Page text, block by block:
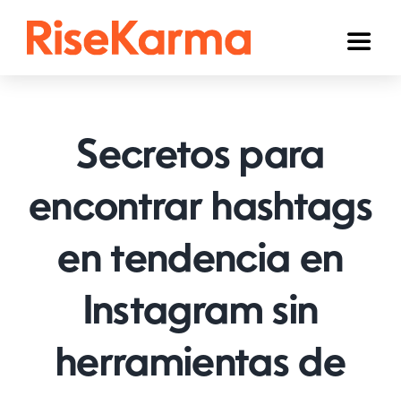
Toggle
TikTok
Facebook
Twitter (𝕏)
Carrito
Secretos para
encontrar hashtags
en tendencia en
Instagram sin
herramientas de